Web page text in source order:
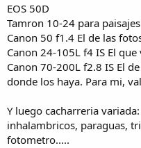
EOS 50D
Tamron 10-24 para
Canon 50 f1.4 El de las
Canon 24-105L f4 IS El
Canon 70-200L f2.8 IS El
donde los haya. Para mi,
Y luego cacharreria
inhalambricos, paraguas,
fotometro.....